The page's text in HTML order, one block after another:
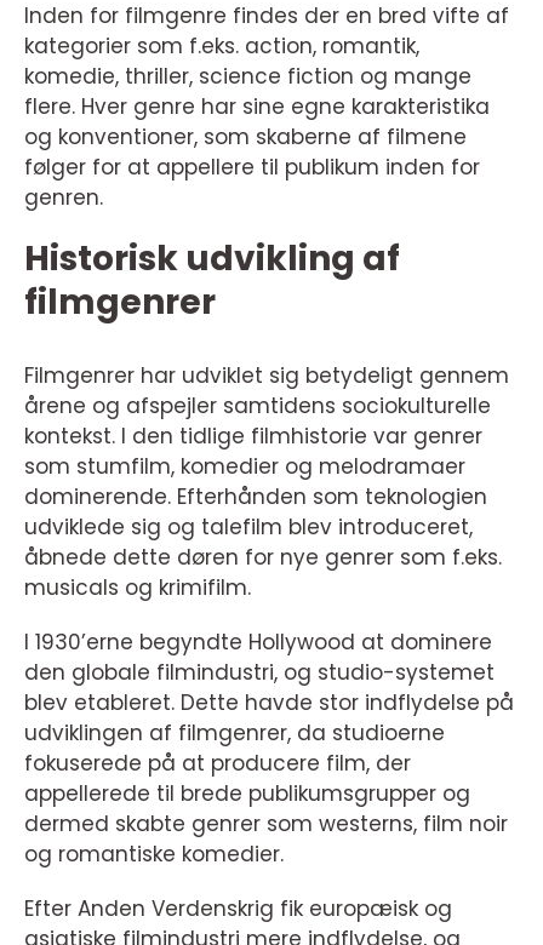
Inden for filmgenre findes der en bred vifte af
kategorier som f.eks. action, romantik,
komedie, thriller, science fiction og mange
flere. Hver genre har sine egne karakteristika
og konventioner, som skaberne af filmene
følger for at appellere til publikum inden for
genren.
Historisk udvikling af
filmgenrer
Filmgenrer har udviklet sig betydeligt gennem
årene og afspejler samtidens sociokulturelle
kontekst. I den tidlige filmhistorie var genrer
som stumfilm, komedier og melodramaer
dominerende. Efterhånden som teknologien
udviklede sig og talefilm blev introduceret,
åbnede dette døren for nye genrer som f.eks.
musicals og krimifilm.
I 1930’erne begyndte Hollywood at dominere
den globale filmindustri, og studio-systemet
blev etableret. Dette havde stor indflydelse på
udviklingen af filmgenrer, da studioerne
fokuserede på at producere film, der
appellerede til brede publikumsgrupper og
dermed skabte genrer som westerns, film noir
og romantiske komedier.
Efter Anden Verdenskrig fik europæisk og
asiatiske filmindustri mere indflydelse, og